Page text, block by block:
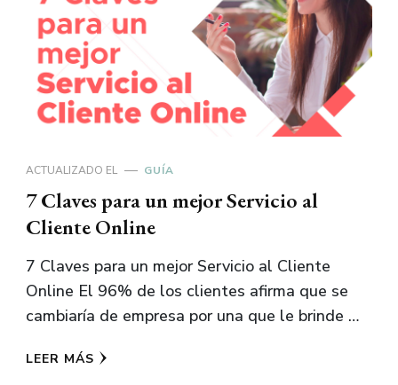
ACTUALIZADO EL GUÍA
7 Claves para un mejor Servicio al
Cliente Online
7 Claves para un mejor Servicio al Cliente
Online El 96% de los clientes afirma que se
cambiaría de empresa por una que le brinde …
LEER MÁS